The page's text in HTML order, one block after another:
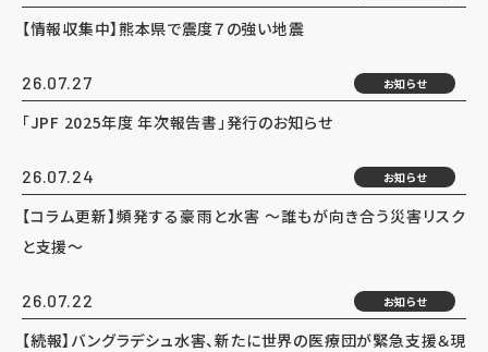
【情報収集中】熊本県で震度７の強い地震
26.07.27 お知らせ
「JPF 2025年度 年次報告書」発行のお知らせ
26.07.24 お知らせ
【コラム更新】頻発する豪雨と水害 ～誰もが向き合う災害リスク
と支援～
26.07.22 お知らせ
【続報】バングラデシュ水害、新たに世界の医療団が緊急支援＆現